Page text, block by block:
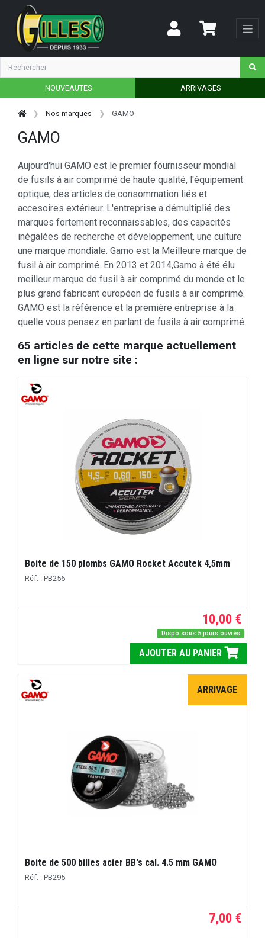
NOUVEAUTES ARRIVAGES
Nos marques GAMO
GAMO
Aujourd'hui GAMO est le premier fournisseur mondial
de fusils à air comprimé de haute qualité, l'équipement
optique, des articles de consommation liés et
accesoires extérieur. L'entreprise a démultiplié des
marques fortement reconnaissables, des capacités
inégalées de recherche et développement, une culture
une marque mondiale. Gamo est la Meilleure marque de
fusil à air comprimé. En 2013 et 2014,Gamo à été élu
meilleur marque de fusil à air comprimé du monde et le
plus grand fabricant européen de fusils à air comprimé.
GAMO est la référence et la première entreprise à la
quelle vous pensez en parlant de fusils à air comprimé.
65 articles de cette marque actuellement
en ligne sur notre site :
Boite de 150 plombs GAMO Rocket Accutek 4,5mm
Réf. : PB256
10,00 €
Dispo sous 5 jours ouvrés
AJOUTER AU PANIER
ARRIVAGE
Boite de 500 billes acier BB's cal. 4.5 mm GAMO
Réf. : PB295
7,00 €